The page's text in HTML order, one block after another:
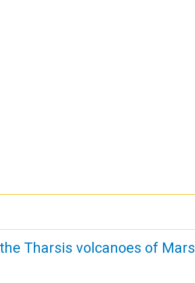
Tharsis volcanoes of Mars